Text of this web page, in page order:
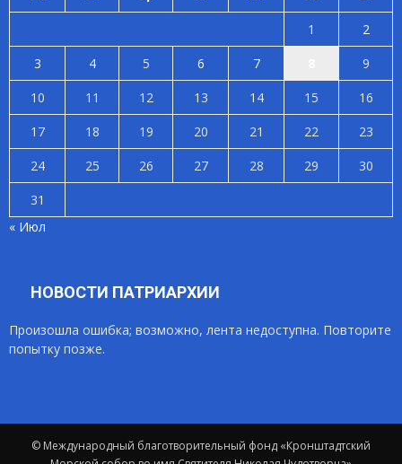
1
2
3
4 5 6 7
9
10
11 12 13 14 15
16
17
18 19 20 21 22
23
24
25 26 27 28 29
30
31
« Июл
НОВОСТИ ПАТРИАРХИИ
Произошла ошибка; возможно, лента недоступна. Повторите
попытку позже.
© Международный благотворительный фонд «Кронштадтский